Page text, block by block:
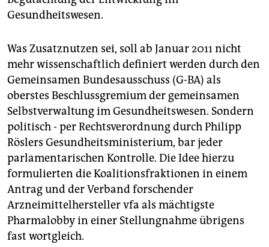
Gesundheitswesen.
Was Zusatznutzen sei, soll ab Januar 2011 nicht
mehr wissenschaftlich definiert werden durch den
Gemeinsamen Bundesausschuss (G-BA) als
oberstes Beschlussgremium der gemeinsamen
Selbstverwaltung im Gesundheitswesen. Sondern
politisch - per Rechtsverordnung durch Philipp
Röslers Gesundheitsministerium, bar jeder
parlamentarischen Kontrolle. Die Idee hierzu
formulierten die Koalitionsfraktionen in einem
Antrag und der Verband forschender
Arzneimittelhersteller vfa als mächtigste
Pharmalobby in einer Stellungnahme übrigens
fast wortgleich.